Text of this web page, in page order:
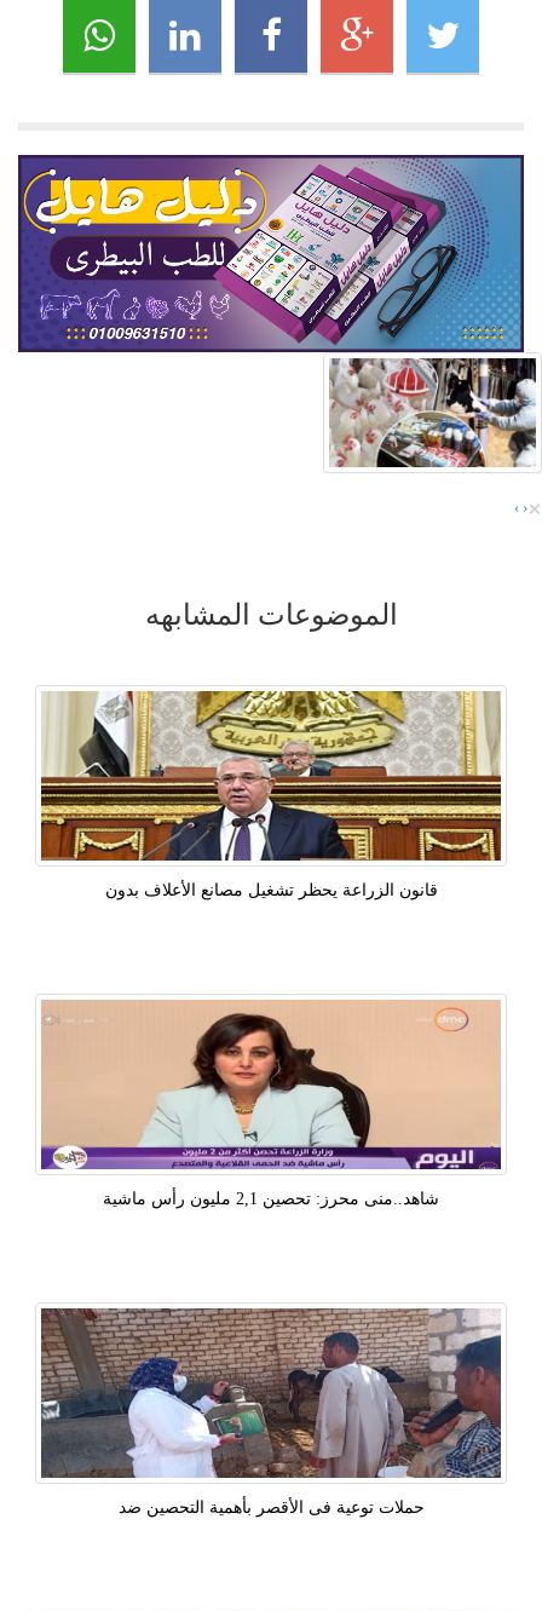
‹
› ×
الموضوعات المشابهه
قانون الزراعة يحظر تشغيل مصانع الأعلاف بدون
شاهد..منى محرز: تحصين 2,1 مليون رأس ماشية
حملات توعية فى الأقصر بأهمية التحصين ضد